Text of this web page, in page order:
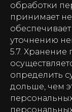
обработки
принимает
уточнению
5.7. Хранение
определить
дольше, чем